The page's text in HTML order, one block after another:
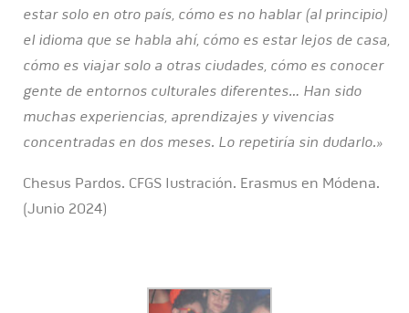
estar solo en otro país, cómo es no hablar (al principio)
el idioma que se habla ahí, cómo es estar lejos de casa,
cómo es viajar solo a otras ciudades, cómo es conocer
gente de entornos culturales diferentes… Han sido
muchas experiencias, aprendizajes y vivencias
concentradas en dos meses. Lo repetiría sin dudarlo.»
Chesus Pardos. CFGS Iustración. Erasmus en Módena.
(Junio 2024)